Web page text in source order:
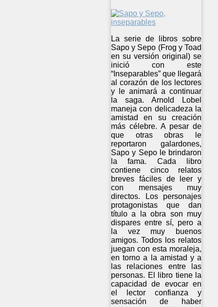
La serie de libros sobre
Sapo y Sepo (Frog y Toad
en su versión original) se
inició con este
“Inseparables” que llegará
al corazón de los lectores
y le animará a continuar
la saga. Arnold Lobel
maneja con delicadeza la
amistad en su creación
más célebre. A pesar de
que otras obras le
reportaron galardones,
Sapo y Sepo le brindaron
la fama. Cada libro
contiene cinco relatos
breves fáciles de leer y
con mensajes muy
directos. Los personajes
protagonistas que dan
título a la obra son muy
dispares entre sí, pero a
la vez muy buenos
amigos. Todos los relatos
juegan con esta moraleja,
en torno a la amistad y a
las relaciones entre las
personas. El libro tiene la
capacidad de evocar en
el lector confianza y
sensación de haber